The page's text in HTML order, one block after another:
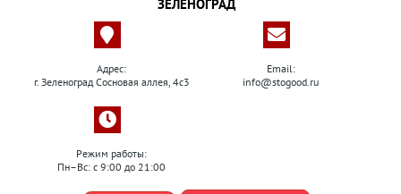
ЗЕЛЕНОГРАД
Адрес:
г. Зеленоград Сосновая аллея, 4с3
Email:
info@stogood.ru
Режим работы:
Пн–Вс: с 9:00 до 21:00